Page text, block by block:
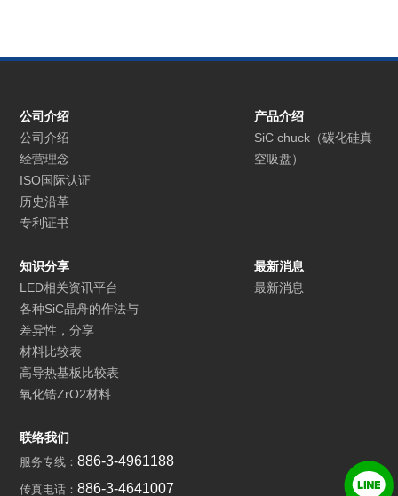
公司介绍
公司介绍
经营理念
ISO国际认证
历史沿革
专利证书
产品介绍
SiC chuck（碳化硅真
空吸盘）
知识分享
LED相关资讯平台
各种SiC晶舟的作法与
差异性，分享
材料比较表
高导热基板比较表
氧化锆ZrO2材料
最新消息
最新消息
联络我们
服务专线：886-3-4961188
传真电话：886-3-4641007